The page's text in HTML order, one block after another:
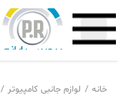
خانه لوازم جانبی کامپیوتر